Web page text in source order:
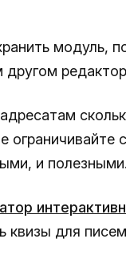
модуль,
другом
и полезными.
квизы для